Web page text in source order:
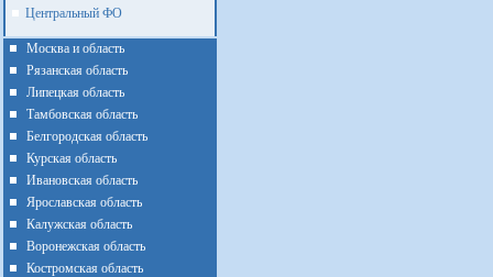
Центральный ФО
Москва и область
Рязанская область
Липецкая область
Тамбовская область
Белгородская область
Курская область
Ивановская область
Ярославская область
Калужская область
Воронежская область
Костромская область